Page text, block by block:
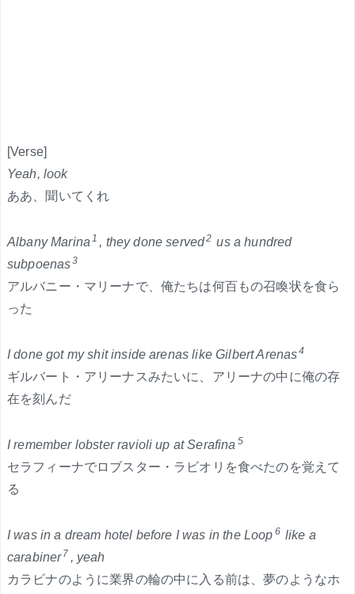
[Verse]
Yeah, look
ああ、聞いてくれ
Albany Marina 1 , they done served2 us a hundred
subpoenas3
アルバニー・マリーナで、俺たちは何百もの召喚状を食ら
った
I done got my shit inside arenas like Gilbert Arenas4
ギルバート・アリーナスみたいに、アリーナの中に俺の存
在を刻んだ
I remember lobster ravioli up at Serafina 5
セラフィーナでロブスター・ラビオリを食べたのを覚えて
る
I was in a dream hotel before I was in the Loop 6 like a
carabiner7 , yeah
カラビナのように業界の輪の中に入る前は、夢のようなホ